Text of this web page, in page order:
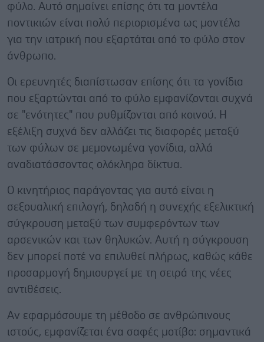
φύλο. Αυτό σημαίνει επίσης ότι τα μοντέλα
ποντικιών είναι πολύ περιορισμένα ως μοντέλα
για την ιατρική που εξαρτάται από το φύλο στον
άνθρωπο.
Οι ερευνητές διαπίστωσαν επίσης ότι τα γονίδια
που εξαρτώνται από το φύλο εμφανίζονται συχνά
σε "ενότητες" που ρυθμίζονται από κοινού. Η
εξέλιξη συχνά δεν αλλάζει τις διαφορές μεταξύ
των φύλων σε μεμονωμένα γονίδια, αλλά
αναδιατάσσοντας ολόκληρα δίκτυα.
Ο κινητήριος παράγοντας για αυτό είναι η
σεξουαλική επιλογή, δηλαδή η συνεχής εξελικτική
σύγκρουση μεταξύ των συμφερόντων των
αρσενικών και των θηλυκών. Αυτή η σύγκρουση
δεν μπορεί ποτέ να επιλυθεί πλήρως, καθώς κάθε
προσαρμογή δημιουργεί με τη σειρά της νέες
αντιθέσεις.
Αν εφαρμόσουμε τη μέθοδο σε ανθρώπινους
ιστούς, εμφανίζεται ένα σαφές μοτίβο: σημαντικά